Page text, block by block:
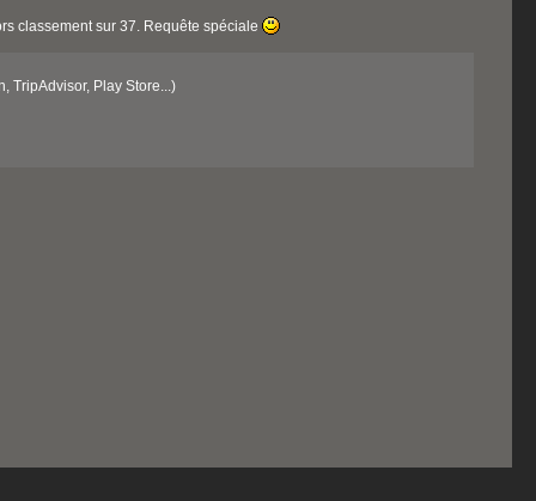
classement sur 37. Requête spéciale
TripAdvisor, Play Store...)